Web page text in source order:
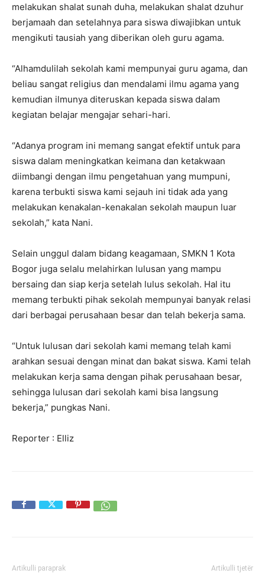
melakukan shalat sunah duha, melakukan shalat dzuhur
berjamaah dan setelahnya para siswa diwajibkan untuk
mengikuti tausiah yang diberikan oleh guru agama.
“Alhamdulilah sekolah kami mempunyai guru agama, dan
beliau sangat religius dan mendalami ilmu agama yang
kemudian ilmunya diteruskan kepada siswa dalam
kegiatan belajar mengajar sehari-hari.
“Adanya program ini memang sangat efektif untuk para
siswa dalam meningkatkan keimana dan ketakwaan
diimbangi dengan ilmu pengetahuan yang mumpuni,
karena terbukti siswa kami sejauh ini tidak ada yang
melakukan kenakalan-kenakalan sekolah maupun luar
sekolah,” kata Nani.
Selain unggul dalam bidang keagamaan, SMKN 1 Kota
Bogor juga selalu melahirkan lulusan yang mampu
bersaing dan siap kerja setelah lulus sekolah. Hal itu
memang terbukti pihak sekolah mempunyai banyak relasi
dari berbagai perusahaan besar dan telah bekerja sama.
“Untuk lulusan dari sekolah kami memang telah kami
arahkan sesuai dengan minat dan bakat siswa. Kami telah
melakukan kerja sama dengan pihak perusahaan besar,
sehingga lulusan dari sekolah kami bisa langsung
bekerja,” pungkas Nani.
Reporter : Elliz
Artikulli paraprak Artikulli tjetër